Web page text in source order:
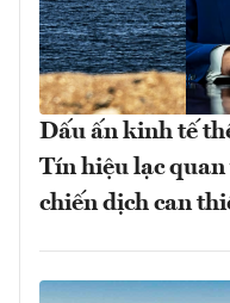
Dấu ấn kinh tế
Tín hiệu lạc
chiến dịch can